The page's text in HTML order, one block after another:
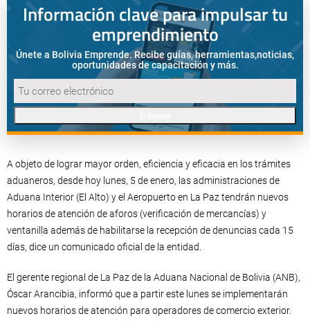
Información clave para impulsar tu
emprendimiento
Únete a Bolivia Emprende. Recibe guías, herramientas,noticias,
oportunidades de capacitación y más.
A objeto de lograr mayor orden, eficiencia y eficacia en los trámites
aduaneros, desde hoy lunes, 5 de enero, las administraciones de
Aduana Interior (El Alto) y el Aeropuerto en La Paz tendrán nuevos
horarios de atención de aforos (verificación de mercancías) y
ventanilla además de habilitarse la recepción de denuncias cada 15
días, dice un comunicado oficial de la entidad.
El gerente regional de La Paz de la Aduana Nacional de Bolivia (ANB),
Óscar Arancibia, informó que a partir este lunes se implementarán
nuevos horarios de atención para operadores de comercio exterior.